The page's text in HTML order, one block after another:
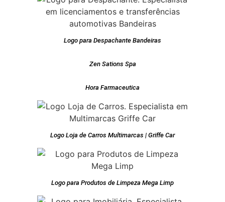
Logo para Despachante Bandeiras
Zen Sations Spa
Hora Farmaceutica
Logo Loja de Carros Multimarcas | Griffe Car
Logo para Produtos de Limpeza Mega Limp